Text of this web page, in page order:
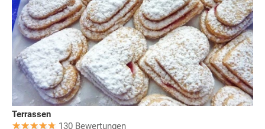
Terrassen
130 Bewertungen